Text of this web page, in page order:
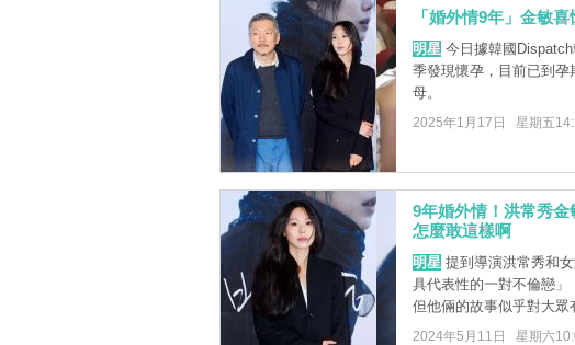
「婚外情9年」金敏
明星今日據韓國Dispatch
季發現懷孕，目前已到
母。
2025年1月17日 星期五
9年婚外情！洪常秀
怎麼敢這樣啊
明星提到導演洪常秀和
具代表性的一對不倫戀」
但他倆的故事似乎對大眾
2024年5月11日 星期六